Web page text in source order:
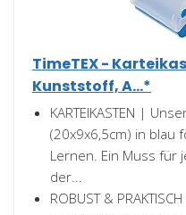
TimeTEX -
Kunststoff, A...*
KARTEIKASTEN |
(20x9x6,5cm) in blau
Lernen. Ein Muss für
der...
ROBUST &